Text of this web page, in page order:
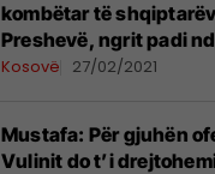
kombëtar të
Preshevë, ngrit padi
Kosovë 27/02/2021
Mustafa: Për gjuhën
Vulinit do t’i